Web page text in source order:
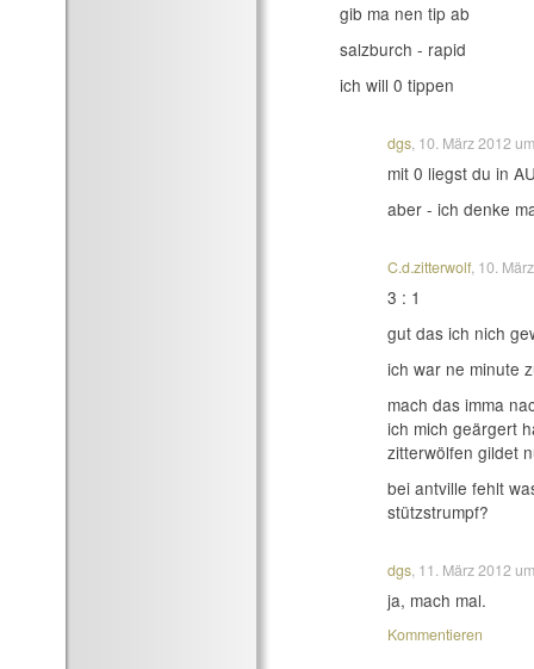
gib ma nen tip ab
salzburch - rapid
ich will 0 tippen
dgs, 10. März 2012
mit 0 liegst du in
aber - ich denke
C.d.zitterwolf, 10.
3 : 1
gut das ich nich
ich war ne minute
mach das imma
ich mich geärgert
zitterwölfen gildet
bei antville fehlt
stützstrumpf?
dgs, 11. März 2012
ja, mach mal.
Kommentieren